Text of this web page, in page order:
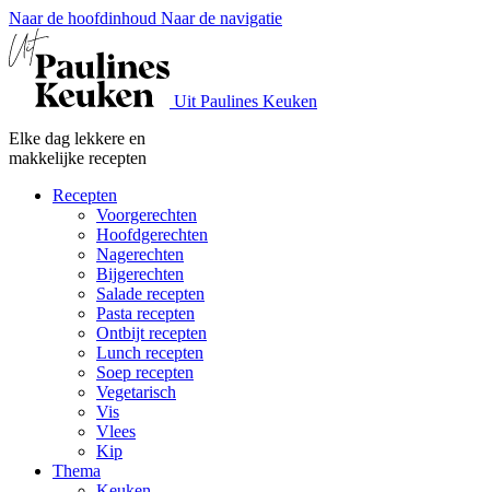
Naar de hoofdinhoud Naar de navigatie
Uit Paulines Keuken
Elke dag lekkere en
makkelijke recepten
Recepten
Voorgerechten
Hoofdgerechten
Nagerechten
Bijgerechten
Salade recepten
Pasta recepten
Ontbijt recepten
Lunch recepten
Soep recepten
Vegetarisch
Vis
Vlees
Kip
Thema